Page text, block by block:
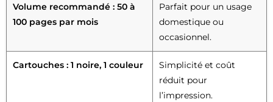
Volume recommandé : 50 à
100 pages par mois
Parfait pour un usage
domestique ou
occasionnel.
Cartouches : 1 noire, 1 couleur
Simplicité et coût
réduit pour
l’impression.